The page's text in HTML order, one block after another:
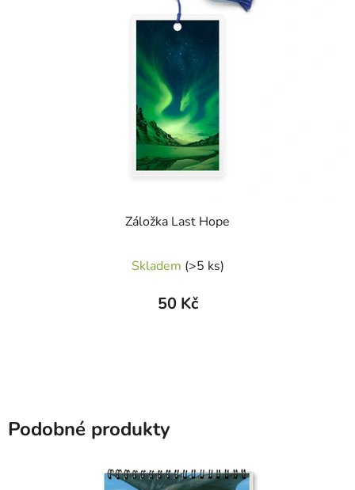
Záložka Last Hope
Skladem (>5 ks)
50 Kč
Podobné produkty